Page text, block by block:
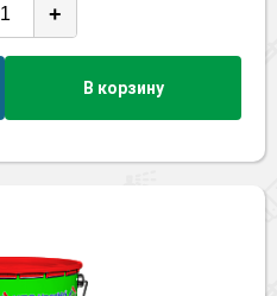
+
В корзину